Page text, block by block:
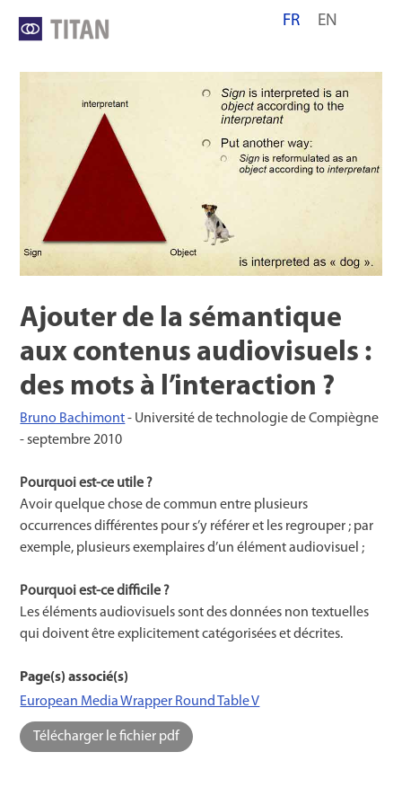
FR EN
Ajouter de la sémantique
aux contenus audiovisuels :
des mots à l’interaction ?
Bruno Bachimont- Université de technologie de Compiègne
-septembre 2010
Pourquoi est-ce utile ?
Avoir quelque chose de commun entre plusieurs
occurrences différentes pour s’y référer et les regrouper ; par
exemple, plusieurs exemplaires d’un élément audiovisuel ;
Pourquoi est-ce difficile ?
Les éléments audiovisuels sont des données non textuelles
qui doivent être explicitement catégorisées et décrites.
Page(s) associé(s)
European Media Wrapper Round Table V
Télécharger le fichier pdf